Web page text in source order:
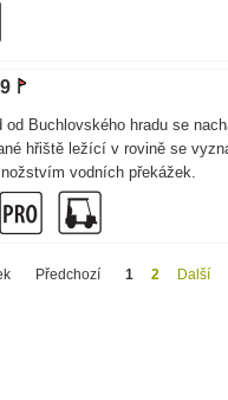
od Buchlovského hradu se
hřiště ležící v rovině se
vodních překážek.
Předchozí 1 2 Další